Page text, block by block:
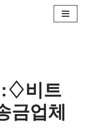
비트
금업체